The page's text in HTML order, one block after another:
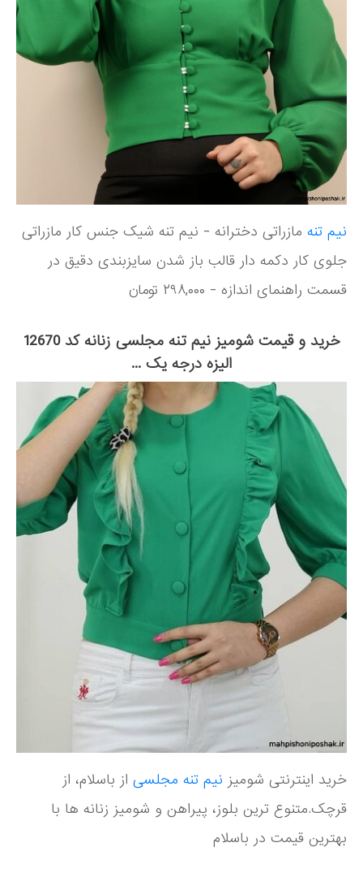
نیم تنه مازراتی دخترانه - نیم تنه شیک جنس کار مازراتی
جلوی کار دکمه دار قالب باز شدن سایزبندی دقیق در
قسمت راهنمای اندازه - ۲۹۸,۰۰۰ تومان
خرید و قیمت شومیز نیم تنه مجلسی زنانه کد 12670
الیزه درجه یک ...
خرید اینترنتی شومیز نیم تنه مجلسی از باسلام، از
قرچک.متنوع ترین بلوز، پیراهن و شومیز زنانه ها با
بهترین قیمت در باسلام